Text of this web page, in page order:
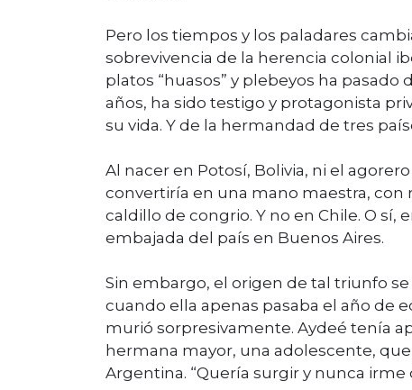
Pero los tiempos y los paladares
sobrevivencia de la herencia colonial
platos “huasos” y plebeyos ha
años, ha sido testigo y protagonista
su vida. Y de la hermandad de tres
Al nacer en Potosí, Bolivia, ni el
convertiría en una mano maestra,
caldillo de congrio. Y no en Chile. O sí,
embajada del país en Buenos Aires.
Sin embargo, el origen de tal triunfo
cuando ella apenas pasaba el año de
murió sorpresivamente. Aydeé tenía
hermana mayor, una adolescente,
Argentina. “Quería surgir y nunca